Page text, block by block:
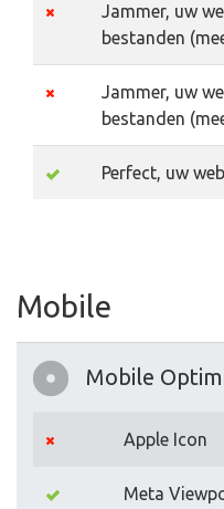
Jammer, uw
bestanden
Jammer, uw
bestanden
Perfect, uw
Mobile
Mobile
Apple Icon
Meta